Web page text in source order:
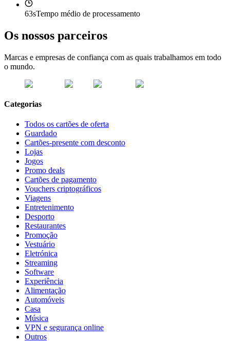
63sTempo médio de processamento
Os nossos parceiros
Marcas e empresas de confiança com as quais trabalhamos em todo
o mundo.
Categorias
Todos os cartões de oferta
Guardado
Cartões-presente com desconto
Lojas
Jogos
Promo deals
Cartões de pagamento
Vouchers criptográficos
Viagens
Entretenimento
Desporto
Restaurantes
Promoção
Vestuário
Eletrónica
Streaming
Software
Experiência
Alimentação
Automóveis
Casa
Música
VPN e segurança online
Outros